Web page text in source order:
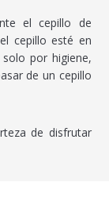
el cepillo de
cepillo esté en
por higiene,
de un cepillo
de disfrutar